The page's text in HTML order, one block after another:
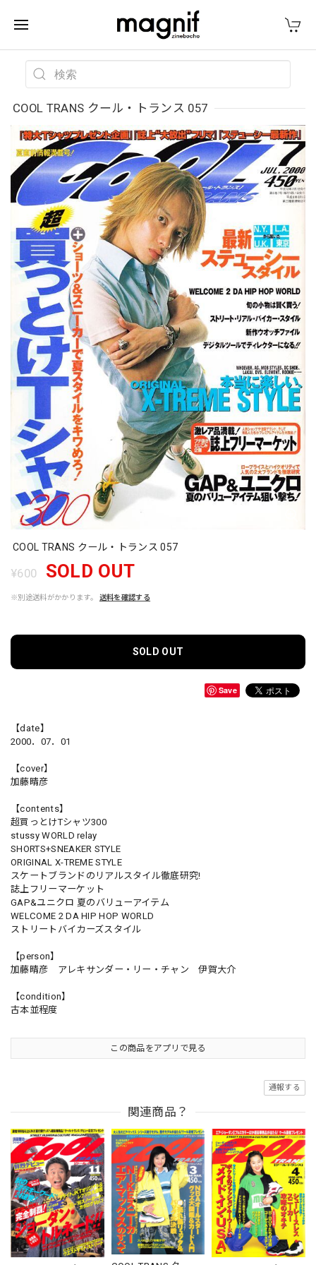
COOL TRANS クール・トランス 057
COOL TRANS クール・トランス 057
¥600 SOLD OUT
※別途送料がかかります。 送料を確認する
SOLD OUT
Save
【date】
2000．07．01
【cover】
加藤晴彦
【contents】
超買っとけTシャツ300
stussy WORLD relay
SHORTS+SNEAKER STYLE
ORIGINAL X-TREME STYLE
スケートブランドのリアルスタイル徹底研究!
誌上フリーマーケット
GAP&ユニクロ 夏のバリューアイテム
WELCOME 2 DA HIP HOP WORLD
ストリートバイカーズスタイル
【person】
加藤晴彦 アレキサンダー・リー・チャン 伊賀大介
【condition】
古本並程度
この商品をアプリで見る
通報する
関連商品？